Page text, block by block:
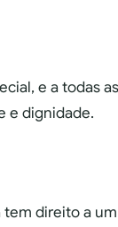
e a todas
e dignidade.
direito a